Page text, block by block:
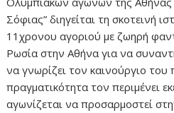
Σόφιας” διηγείται τη σκοτεινή
11χρονου αγοριού με ζωηρή
Ρωσία στην Αθήνα για να
να γνωρίζει τον καινούργιο του
πραγματικότητα τον περιμένει
αγωνίζεται να προσαρμοστεί